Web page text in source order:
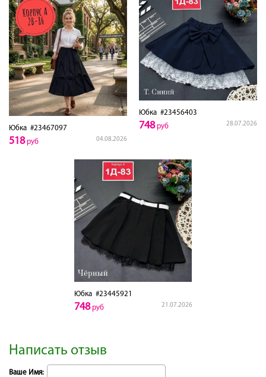
Юбка #23467097
04.08.2026
518руб
Юбка #23456403
28.07.2026
748руб
Юбка#23445921
21.07.2026
748руб
Написать отзыв
Ваше Имя: